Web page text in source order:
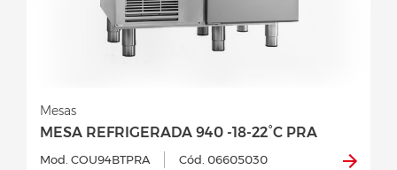
MESA REFRIGERADA 940 -18-22°C PRA
Mesas
Mod. COU94BTPRA Cód. 06605030